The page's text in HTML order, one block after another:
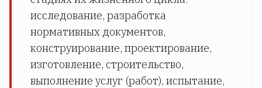
исследование, разработка
нормативных документов,
конструирование, проектирование,
изготовление, строительство,
выполнение услуг (работ), испытание,